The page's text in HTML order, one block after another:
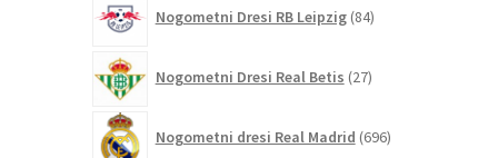
Nogometni Dresi RB Leipzig 84izdelkov
Nogometni Dresi Real Betis 27izdelkov
Nogometni dresi Real Madrid 696izdelkov